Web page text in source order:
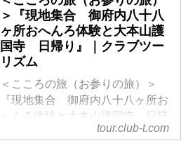
リズム。
山 川崎大師平間寺』の紹介をし
ています。ツアー・旅行のお申込
ならクラブツーリズム。
＞『現地集合 御府内八十八
ヶ所おへんろ体験と大本山護
国寺 日帰り』｜クラブツー
リズム
＜こころの旅（お参りの旅）＞
『現地集合 御府内八十八ヶ所お
へんろ体験と大本山護国寺 日帰
り』の紹介をしています。ツア
tour.club-t.com